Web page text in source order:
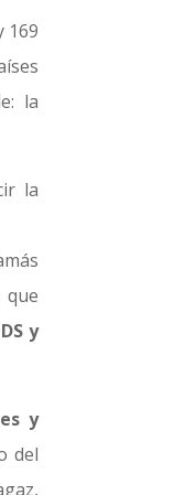
169
la
la
que
y
y
del